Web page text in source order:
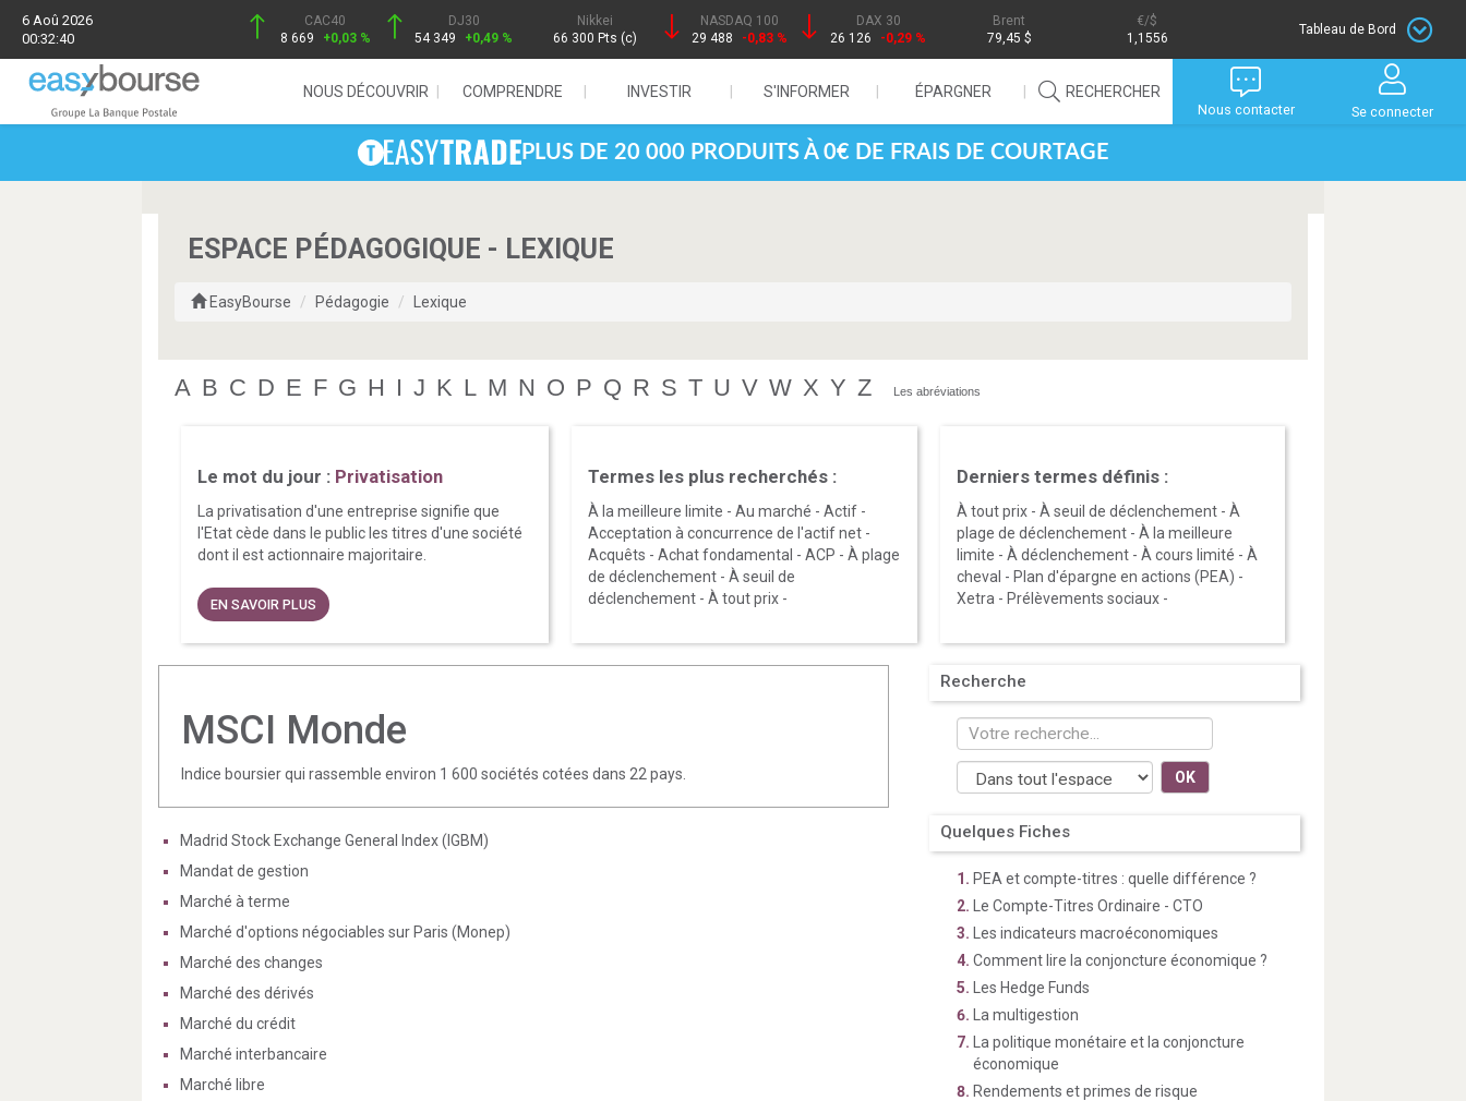
6 Aoû 2026
00:32:40
CAC40
8 669
+0,03 %
DJ30
54 349
+0,49 %
Nikkei
66 300 Pts (c)
NASDAQ 100
29 488
-0,83 %
DAX 30
26 126
-0,29 %
Brent
79,45 $
/$
1,1556
Tableau de Bord
NOUS DÉCOUVRIR COMPRENDRE INVESTIR S'INFORMER ÉPARGNER RECHERCHER
Nous contacter Se connecter
PLUS DE 20 000 PRODUITS À 0€ DE FRAIS DE COURTAGE
ESPACE PÉDAGOGIQUE - LEXIQUE
EasyBourse Pédagogie Lexique
A B C D E F G H I J K L M N O P Q R S T U V W X Y Z Les abréviations
Le mot du jour : Privatisation
La privatisation d'une entreprise signifie que
l'Etat cède dans le public les titres d'une société
dont il est actionnaire majoritaire.
EN SAVOIR PLUS
Termes les plus recherchés :
À la meilleure limite -Au marché -Actif -
Acceptation à concurrence de l'actif net -
Acquêts -Achat fondamental -ACP -À plage
de déclenchement -À seuil de
déclenchement -À tout prix -
Derniers termes définis :
À tout prix- À seuil de déclenchement- À
plage de déclenchement- À la meilleure
limite - À déclenchement- À cours limité - À
cheval - Plan d'épargne en actions (PEA) -
Xetra - Prélèvements sociaux-
MSCI Monde
Indice boursier qui rassemble environ 1 600 sociétés cotées dans 22 pays.
Madrid Stock Exchange General Index (IGBM)
Mandat de gestion
Marché à terme
Marché d'options négociables sur Paris (Monep)
Marché des changes
Marché des dérivés
Marché du crédit
Marché interbancaire
Marché libre
Recherche
OK
Quelques Fiches
PEA et compte-titres : quelle différence ?
Le Compte-Titres Ordinaire - CTO
Les indicateurs macroéconomiques
Comment lire la conjoncture économique ?
Les Hedge Funds
La multigestion
La politique monétaire et la conjoncture
économique
Rendements et primes de risque